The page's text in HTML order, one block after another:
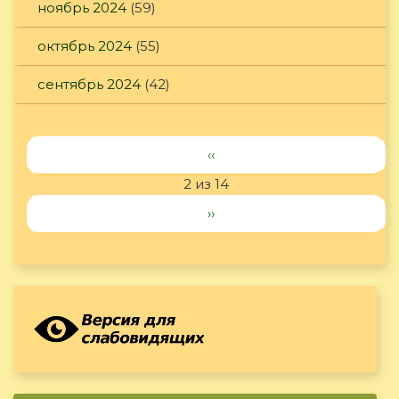
ноябрь 2024 (59)
октябрь 2024 (55)
сентябрь 2024 (42)
‹‹
2 из 14
››